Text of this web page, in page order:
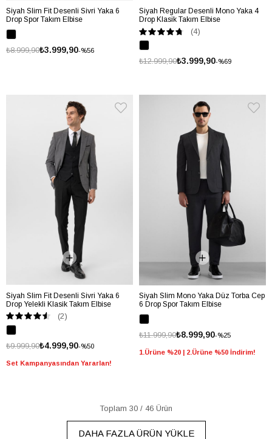
Siyah Slim Fit Desenli Sivri Yaka 6
Drop Spor Takım Elbise
%56
₺3.999,90
₺8.999,90
Siyah Regular Desenli Mono Yaka 4
Drop Klasik Takım Elbise
(4)
%69
₺3.999,90
₺12.999,90
Siyah Slim Fit Desenli Sivri Yaka 6
Drop Yelekli Klasik Takım Elbise
(2)
%50
₺4.999,90
₺9.999,90
Set Kampanyasından Yararlan!
Siyah Slim Mono Yaka Düz Torba Cep
6 Drop Spor Takım Elbise
%25
₺8.999,90
₺11.999,90
1.Ürüne %20 | 2.Ürüne %50 İndirim!
Toplam 30 / 46 Ürün
DAHA FAZLA ÜRÜN YÜKLE